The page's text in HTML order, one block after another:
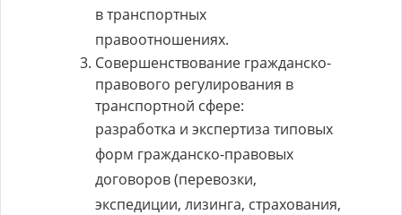
в транспортных
правоотношениях.
Совершенствование гражданско-
правового регулирования в
транспортной сфере:
разработка и экспертиза типовых
форм гражданско-правовых
договоров (перевозки,
экспедиции, лизинга, страхования,